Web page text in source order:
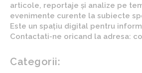
articole, reportaje și analize pe
evenimente curente la subiecte
Este un spațiu digital pentru
Contactati-ne oricand la adresa:
Categorii: